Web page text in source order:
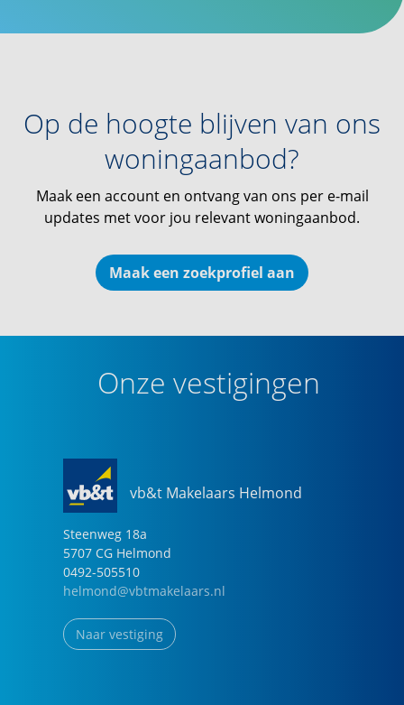
Op de hoogte blijven van ons
woningaanbod?
Maak een account en ontvang van ons per e-mail
updates met voor jou relevant woningaanbod.
Maak een zoekprofiel aan
Onze vestigingen
vb&t Makelaars Helmond
Steenweg 18a
5707 CG Helmond
0492-505510
helmond@vbtmakelaars.nl
Naar vestiging